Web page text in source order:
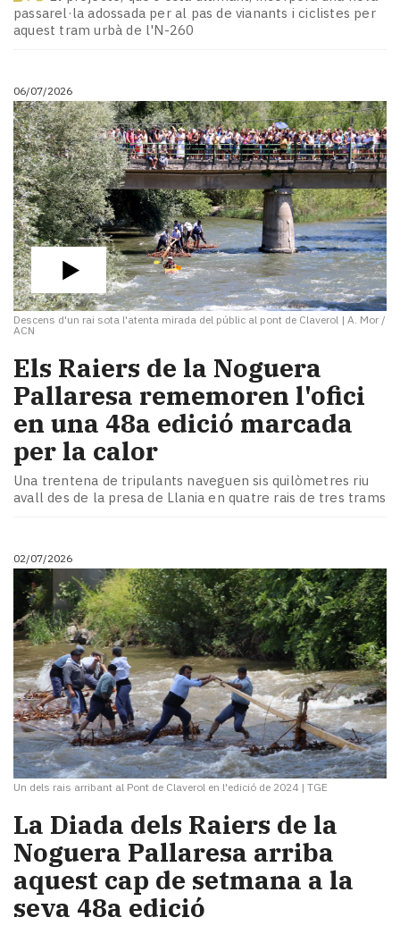
Subscriptors
La
Pallars
Contingut
patrocinat
Lo
més
llegit...
Editorial
passarel·la adossada per al pas de vianants i ciclistes per
aquest tram urbà de l'N-260
06/07/2026
Descens d'un rai sota l'atenta mirada del públic al pont de Claverol | A. Mor /
ACN
​Els Raiers de la Noguera
Pallaresa rememoren l'ofici
en una 48a edició marcada
per la calor
Una trentena de tripulants naveguen sis quilòmetres riu
avall des de la presa de Llania en quatre rais de tres trams
02/07/2026
Un dels rais arribant al Pont de Claverol en l'edició de 2024 | TGE
La Diada dels Raiers de la
Noguera Pallaresa arriba
aquest cap de setmana a la
seva 48a edició